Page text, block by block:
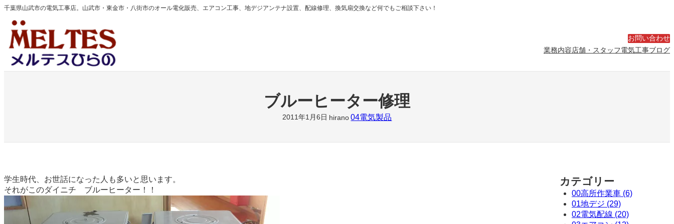
内
を
ス
キ
プ
千葉県山武市の電気工事店。山武市・東金市・八街市のオール電化販売、エアコン工事、地デジアンテナ設置、配線修理、換気扇交換など何でもご相談下さい！
お問い合わせ
業務内容店舗・スタッフ電気工事ブログ
ブルーヒーター修理
2011年1月6日 hirano 04電気製品
学生時代、お世話になった人も多いと思います。
それがこのダイニチ ブルーヒーター！！
カテゴリー
00高所作業車 (6)
01地デジ (29)
02電気配線 (20)